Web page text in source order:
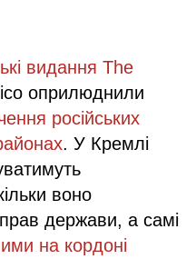
видання The
оприлюднили
російських
. У Кремлі
воно
держави, а самі
на кордоні